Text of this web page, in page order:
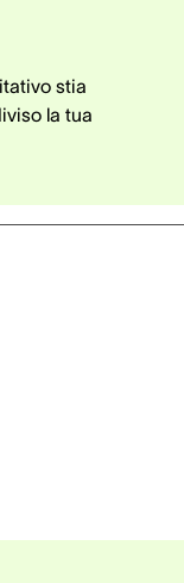
stia
la tua